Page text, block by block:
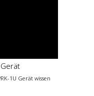
1U Gerät wissen